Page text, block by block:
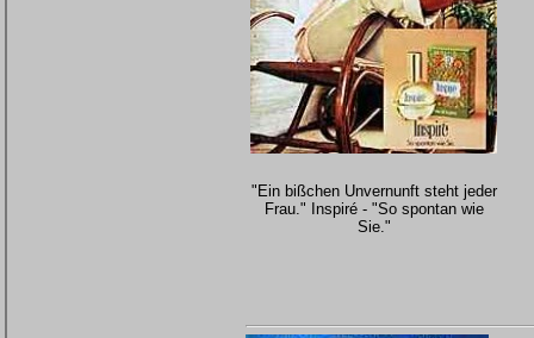
"Ein bißchen Unvernunft steht jeder
Frau." Inspiré - "So spontan wie
Sie."